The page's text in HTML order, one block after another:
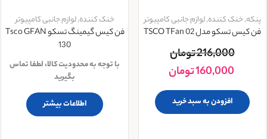
پنکه,خنک کننده,لوازم جانبی کامپیوتر
فن کیس تسکو مدل TSCO TFan 02
216,000تومان
160,000تومان
افزودن به سبد خرید
خنک کننده,لوازم جانبی کامپیوتر
فن کیس گیمینگ تسکو Tsco GFAN
130
با توجه به محدودیت کالا، لطفا تماس
بگیرید
اطلاعات بیشتر